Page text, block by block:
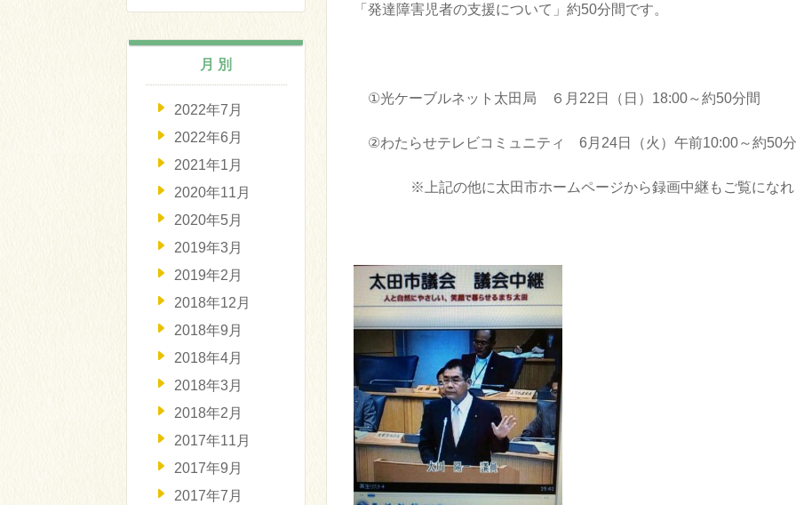
「発達障害児者の支援について」約50分間です。
①光ケーブルネット太田局 ６月22日（日）18:00
②わたらせテレビコミュニティ 6月24日（火）午前10:00～約
※上記の他に太田市ホームページから録画中継もご覧にな
月 別
2022年7月
2022年6月
2021年1月
2020年11月
2020年5月
2019年3月
2019年2月
2018年12月
2018年9月
2018年4月
2018年3月
2018年2月
2017年11月
2017年9月
2017年7月